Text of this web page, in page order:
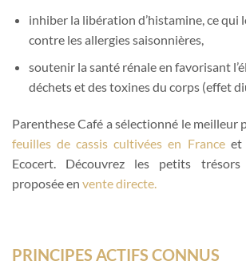
inhiber la libération d’histamine, ce qui
contre les allergies saisonnières,
soutenir la santé rénale en favorisant
déchets et des toxines du corps (effet
Parenthese Café a sélectionné le meilleur
feuilles de cassis cultivées en France et
Ecocert. Découvrez les petits
proposée en vente directe.
PRINCIPES ACTIFS CONNUS